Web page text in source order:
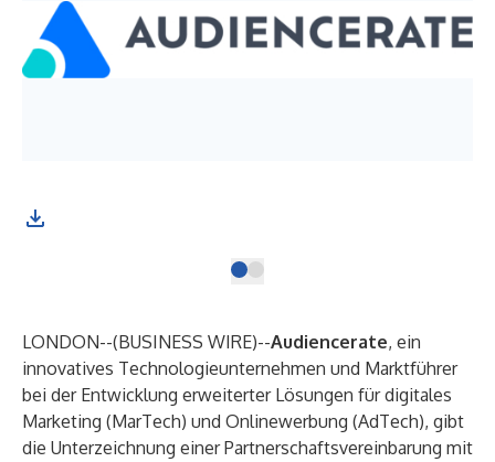
LONDON--(BUSINESS WIRE)--Audiencerate, ein
innovatives Technologieunternehmen und Marktführer
bei der Entwicklung erweiterter Lösungen für digitales
Marketing (MarTech) und Onlinewerbung (AdTech), gibt
die Unterzeichnung einer Partnerschaftsvereinbarung mit